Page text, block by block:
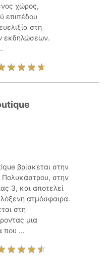
χώρος,
επιπέδου
στη
εκδηλώσεων.
βρίσκεται στην
Πολυκάστρου, στην
3, και αποτελεί
ατμόσφαιρα.
στη
μια
που ...